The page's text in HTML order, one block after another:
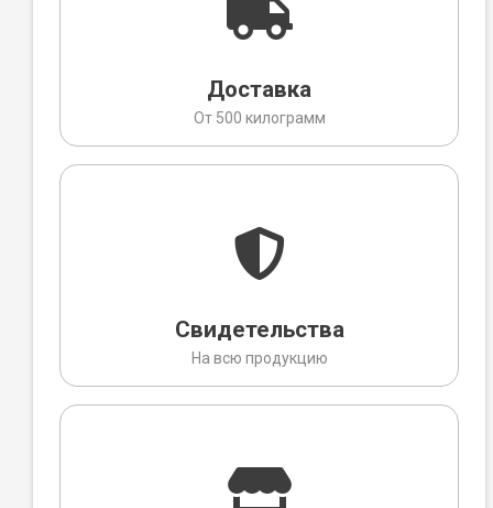
Доставка
От 500 килограмм
Свидетельства
На всю продукцию